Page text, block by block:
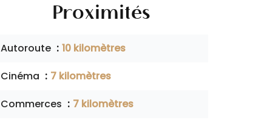
Proximités
Autoroute
10 kilomètres
Cinéma
7 kilomètres
Commerces
7 kilomètres